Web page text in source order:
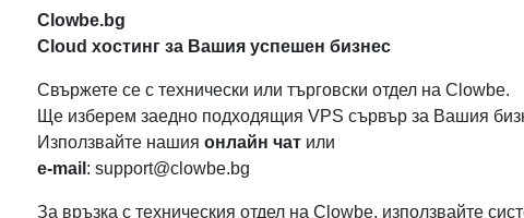
Clowbe.bg
Cloud хостинг за Вашия успешен бизнес
Свържете се с технически или търговски отдел на Clowbe.
Ще изберем заедно подходящия VPS сървър за Вашия
Използвайте нашия онлайн чатили
e-mail : support@clowbe.bg
За връзка с техническия отдел на Clowbe, използвайте